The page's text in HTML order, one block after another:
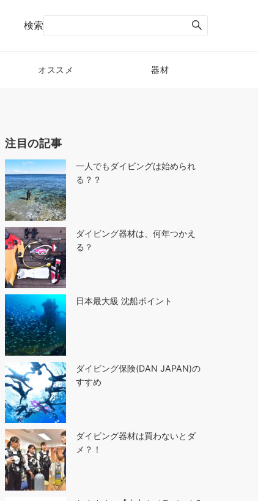
検索
オススメ 器材
注目の記事
一人でもダイビングは始められ
る？？
ダイビング器材は、何年つかえ
る？
日本最大級 沈船ポイント
ダイビング保険(DAN JAPAN)の
すすめ
ダイビング器材は買わないとダ
メ？！